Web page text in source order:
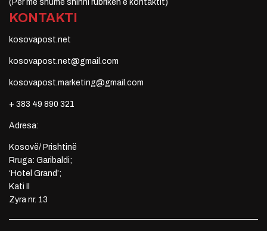
(Për më shumë shihni rubrikën e kontaktit)
KONTAKTI
kosovapost.net
kosovapost.net@gmail.com
kosovapost.marketing@gmail.com
+ 383 49 890 321
Adresa:
Kosovë/ Prishtinë
Rruga: Garibaldi;
‘Hotel Grand’;
Kati II
Zyra nr. 13